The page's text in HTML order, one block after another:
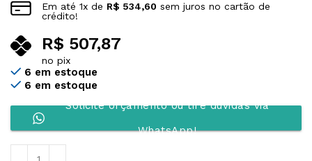
Em até1x de R$ 534,60 sem juros no cartão de
crédito!
R$ 507,87
no pix
6 em estoque
6 em estoque
Solicite orçamento ou tire dúvidas via
WhatsApp!